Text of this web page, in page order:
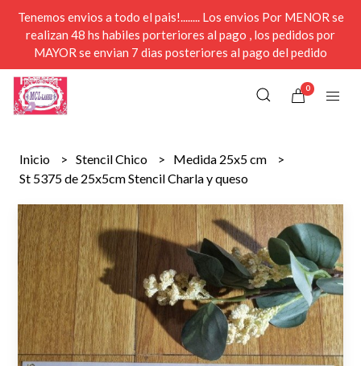
Tenemos envios a todo el pais!........ Los envios Por MENOR se
realizan 48 hs habiles porteriores al pago , los pedidos por
MAYOR se envian 7 dias posteriores al pago del pedido
0
Inicio Stencil Chico
Medida 25x5 cm
St 5375 de 25x5cm Stencil Charla y queso